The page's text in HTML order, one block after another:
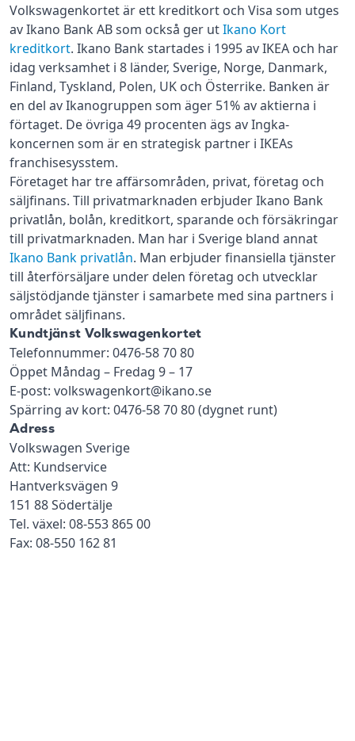
Volkswagenkortet är ett kreditkort och Visa som utges
av Ikano Bank AB som också ger utIkano Kort
kreditkort. Ikano Bank startades i 1995 av IKEA och har
idag verksamhet i 8 länder, Sverige, Norge, Danmark,
Finland, Tyskland, Polen, UK och Österrike. Banken är
en del av Ikanogruppen som äger 51% av aktierna i
förtaget. De övriga 49 procenten ägs av Ingka-
koncernen som är en strategisk partner i IKEAs
franchisesysstem.
Företaget har tre affärsområden, privat, företag och
säljfinans. Till privatmarknaden erbjuder Ikano Bank
privatlån, bolån, kreditkort, sparande och försäkringar
till privatmarknaden. Man har i Sverige bland annat
Ikano Bank privatlån. Man erbjuder finansiella tjänster
till återförsäljare under delen företag och utvecklar
säljstödjande tjänster i samarbete med sina partners i
området säljfinans.
Kundtjänst Volkswagenkortet
Telefonnummer: 0476-58 70 80
Öppet Måndag – Fredag 9 – 17
E-post: volkswagenkort@ikano.se
Spärring av kort: 0476-58 70 80 (dygnet runt)
Adress
Volkswagen Sverige
Att: Kundservice
Hantverksvägen 9
151 88 Södertälje
Tel. växel: 08-553 865 00
Fax: 08-550 162 81